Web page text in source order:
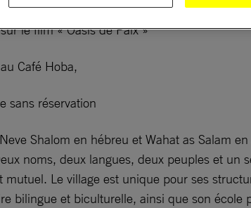
le film « Oasis de Paix »
Café Hoba,
sans réservation
Shalom en hébreu et Wahat as Salam
noms, deux langues, deux peuples et
Le village est unique pour ses
bilingue et biculturelle, ainsi que son école